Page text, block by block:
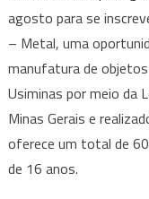
agosto para se
– Metal, uma
manufatura de
Usiminas por meio da
Minas Gerais e
oferece um total de
de 16 anos.